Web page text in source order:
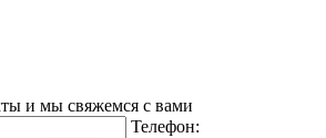
и мы свяжемся с вами
Телефон: